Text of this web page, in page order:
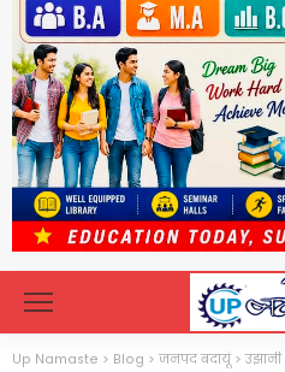
Up Namaste > Blog > जनपद बदायूं>उझानी